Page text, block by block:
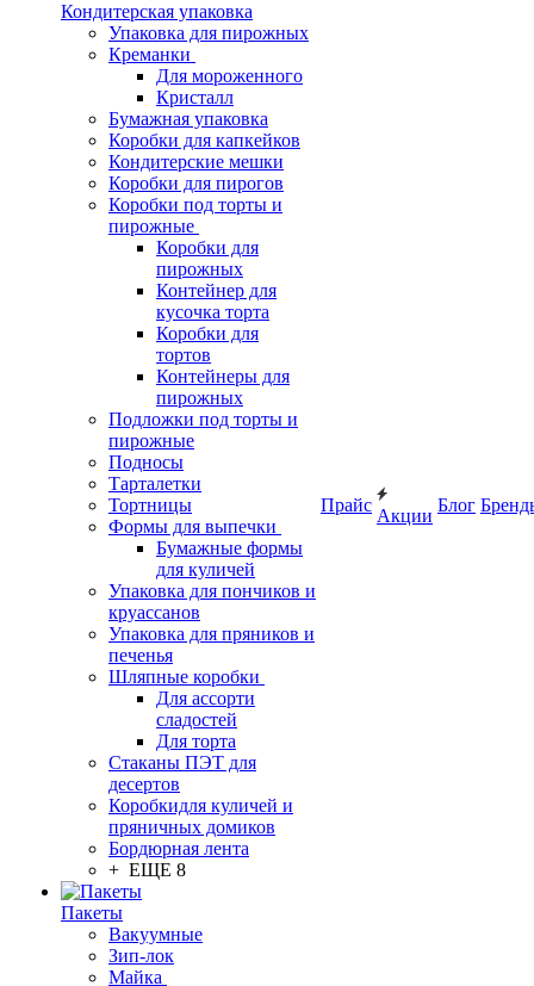
Кондитерская упаковка
Упаковка для пирожных
Креманки
Для мороженного
Кристалл
Бумажная упаковка
Коробки для капкейков
Кондитерские мешки
Коробки для пирогов
Коробки под торты и
пирожные
Коробки для
пирожных
Контейнер для
кусочка торта
Коробки для
тортов
Контейнеры для
пирожных
Подложки под торты и
пирожные
Подносы
Тарталетки
Тортницы
Формы для выпечки
Бумажные формы
для куличей
Упаковка для пончиков и
круассанов
Упаковка для пряников и
печенья
Шляпные коробки
Для ассорти
сладостей
Для торта
Стаканы ПЭТ для
десертов
Коробкидля куличей и
пряничных домиков
Бордюрная лента
+ ЕЩЕ 8
Пакеты
Вакуумные
Зип-лок
Майка
Прайс
Акции
Блог